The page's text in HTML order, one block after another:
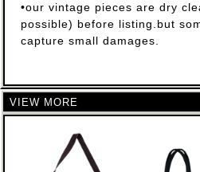
•our vintage pieces are dry
possible) before listing.but
capture small damages.
VIEW MORE